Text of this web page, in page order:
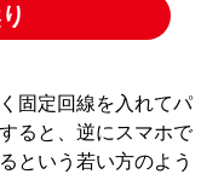
固定回線を入れてパ
ると、逆にスマホで
という若い方のよう